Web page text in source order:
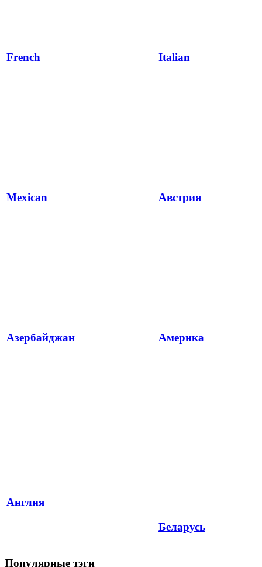
French Italian
Mexican Австрия
Азербайджан Америка
Англия
Беларусь
Популярные тэги